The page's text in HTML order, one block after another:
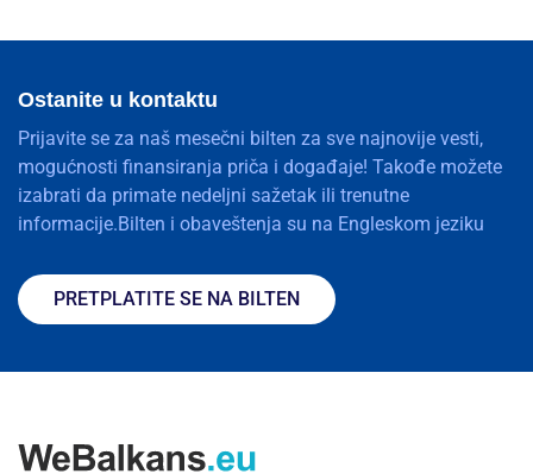
Ostanite u kontaktu
Prijavite se za naš mesečni bilten za sve najnovije vesti,
mogućnosti finansiranja priča i događaje! Takođe možete
izabrati da primate nedeljni sažetak ili trenutne
informacije.Bilten i obaveštenja su na Engleskom jeziku
PRETPLATITE SE NA BILTEN